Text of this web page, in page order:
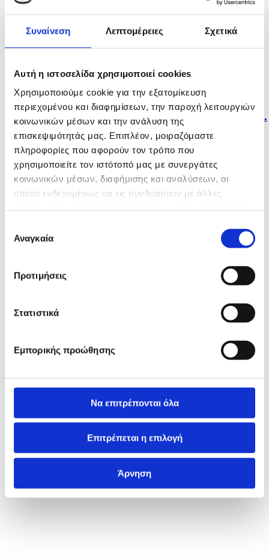
Συναίνεση Λεπτομέρειες Σχετικά
Αυτή η ιστοσελίδα χρησιμοποιεί cookies
Χρησιμοποιούμε cookie για την εξατομίκευση
περιεχομένου και διαφημίσεων, την παροχή λειτουργιών
κοινωνικών μέσων και την ανάλυση της
επισκεψιμότητάς μας. Επιπλέον, μοιραζόμαστε
πληροφορίες που αφορούν τον τρόπο που
χρησιμοποιείτε τον ιστότοπό μας με συνεργάτες
κοινωνικών μέσων, διαφήμισης και αναλύσεων, οι
οποίοι ενδεχομένως να τις συνδυάσουν με άλλες
των υπηρεσιών τους.
συγκατάθεσης
Αναγκαία
Προτιμήσεις
Στατιστικά
Εμπορικής προώθησης
Να επιτρέπονται όλα
Επιτρέπεται η επιλογή
Άρνηση
πριν 24 λεπτά
παραβιάζεται...
πριν 42 λεπτά
«Αυστηρές τιμωρίες για όποιον δικαστή αποδειχθεί...